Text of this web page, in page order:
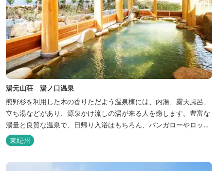
湯元山荘 湯ノ口温泉
熊野杉を利用した木の香りただよう温泉棟には、内湯、露天風呂、
立ち湯などがあり、源泉かけ流しの湯が来る人を癒します。豊富な
湯量と良質な温泉で、日帰り入浴はもちろん、バンガローやロッジ
などの宿泊施設も備えているので、宿泊しながらゆったりと温泉を
楽しむ人も多いです。
東紀州